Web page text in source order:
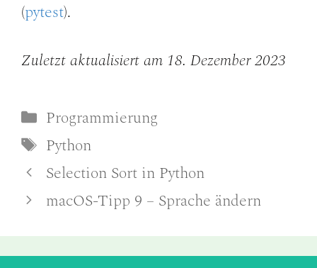
(pytest).
Zuletzt aktualisiert am 18. Dezember 2023
Kategorien
Programmierung
Schlagwörter
Python
Selection Sort in Python
macOS-Tipp 9 – Sprache ändern